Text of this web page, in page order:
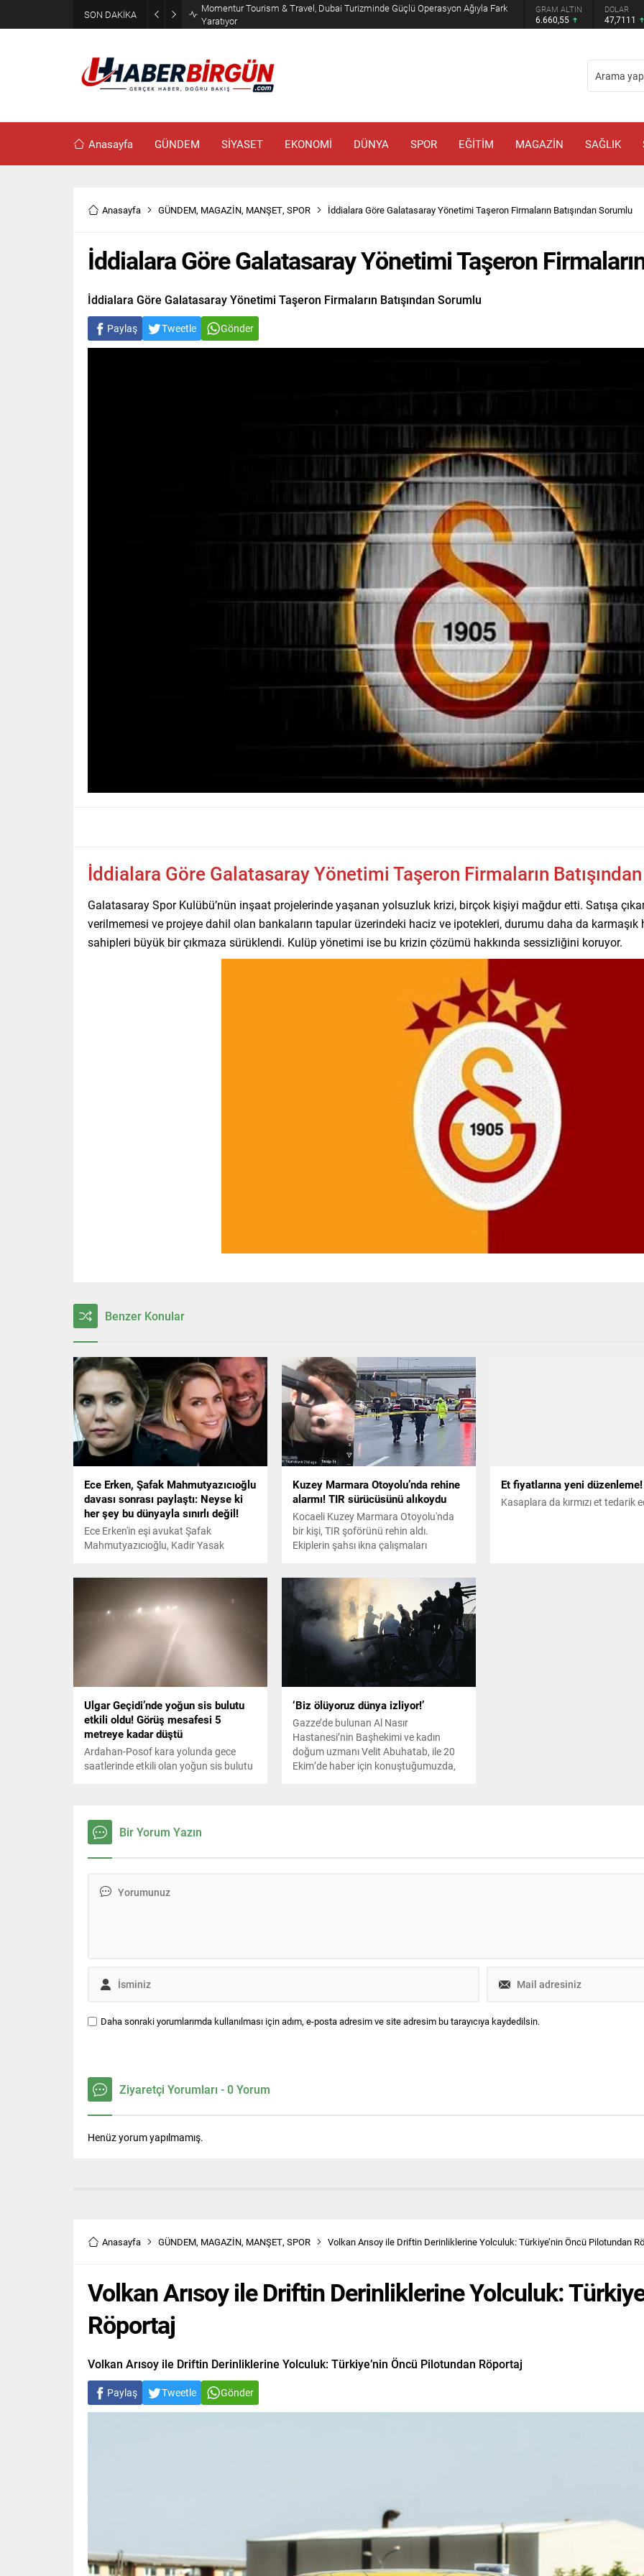
SON DAKİKA
Erdoğan, Suudi Arabistan’da Muhammed Bin Selman ve Şahbaz Şerif ile
Görüşecek
GRAM ALTIN DOLAR
47,7111
EURO
55,1881
Anasayfa GÜNDEM SİYASET EKONOMİ DÜNYA SPOR EĞİTİM MAGAZİN SAĞLIK
Anasayfa GÜNDEM, MAGAZİN, MANŞET, SPOR İddialara Göre Galatasaray Yönetimi Taşeron Firmaların Batışından Sorumlu
İddialara Göre Galatasaray Yönetimi Taşeron
İddialara Göre Galatasaray Yönetimi Taşeron Firmaların Batışından Sorumlu
Paylaş Tweetle Gönder
İddialara Göre Galatasaray Yönetimi Taşeron Firmaların
Galatasaray Spor Kulübü’nün inşaat projelerinde yaşanan yolsuzluk krizi, birçok kişiyi mağdur etti. Satışa
verilmemesi ve projeye dahil olan bankaların tapular üzerindeki haciz ve ipotekleri, durumu daha da
sahipleri büyük bir çıkmaza sürüklendi. Kulüp yönetimi ise bu krizin çözümü hakkında sessizliğini koruyor.
Benzer Konular
Ece Erken, Şafak Mahmutyazıcıoğlu
davası sonrası paylaştı: Neyse ki
her şey bu dünyayla sınırlı değil!
Ece Erken'in eşi avukat Şafak
Mahmutyazıcıoğlu, Kadir Yasak
hapis cezasına çarptırılırken Ece Erken
cezanın ardından sosyal medyada
paylaşım üstüne paylaşım yaptı.
Kuzey Marmara Otoyolu’nda rehine
alarmı! TIR sürücüsünü alıkoydu
Kocaeli Kuzey Marmara Otoyolu'nda
bir kişi, TIR şoförünü rehin aldı.
Ekiplerin şahsı ikna çalışmaları
Et fiyatlarına yeni düzenleme!
Kasaplara da kırmızı et tedarik
Ulgar Geçidi’nde yoğun sis bulutu
etkili oldu! Görüş mesafesi 5
metreye kadar düştü
Ardahan-Posof kara yolunda gece
saatlerinde etkili olan yoğun sis bulutu
‘Biz ölüyoruz dünya izliyor!’
Gazze’de bulunan Al Nasır
Hastanesi’nin Başhekimi ve kadın
doğum uzmanı Velit Abuhatab, ile 20
Ekim’de haber için konuştuğumuzda,
Bir Yorum Yazın
Daha sonraki yorumlarımda kullanılması için adım, e-posta adresim ve site adresim bu tarayıcıya kaydedilsin.
Ziyaretçi Yorumları - 0 Yorum
Henüz yorum yapılmamış.
Anasayfa GÜNDEM, MAGAZİN, MANŞET, SPOR Volkan Arısoy ile Driftin Derinliklerine Yolculuk: Türkiye’nin Öncü Pilotundan
Volkan Arısoy ile Driftin Derinliklerine Yolculuk:
Röportaj
Volkan Arısoy ile Driftin Derinliklerine Yolculuk: Türkiye’nin Öncü Pilotundan Röportaj
Paylaş Tweetle Gönder